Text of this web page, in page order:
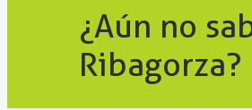
¿Aún no
Ribagorza?